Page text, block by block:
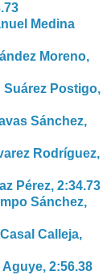
Medina
Moreno,
Suárez Postigo,
Sánchez,
Rodríguez,
Pérez, 2:34.73
Sánchez,
Calleja,
2:56.38